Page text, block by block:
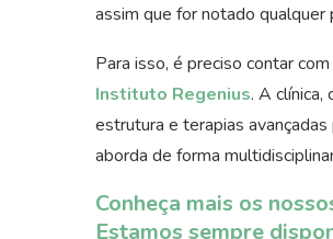
assim que for notado qualquer
Para isso, é preciso contar
Instituto Regenius. A
estrutura e terapias
aborda de forma
Conheça mais os
Estamos sempre